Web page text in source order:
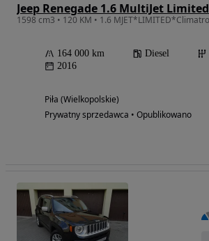
Jeep Renegade 1.6 MultiJet Limited
164 000 km Diesel
2016
Piła (Wielkopolskie)
Prywatny sprzedawca • Opublikowano